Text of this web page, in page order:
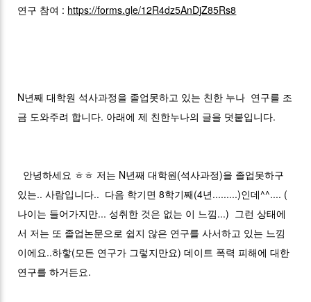
연구 참여 : https://forms.gle/12R4dz5AnDjZ85Rs8
N년째 대학원 석사과정을 졸업못하고 있는 친한 누나 연구를 조
금 도와주려 합니다. 아래에 제 친한누나의 글을 덧붙입니다.
안녕하세요 ㅎㅎ 저는 N년째 대학원(석사과정)을 졸업못하구
있는.. 사람입니다.. 다음 학기면 8학기째(4년.........)인데^^.... (
나이는 들어가지만... 성취한 것은 없는 이 느낌...) 그런 상태에
서 저는 또 졸업논문으로 쉽지 않은 연구를 사서하고 있는 느낌
이에요..하핳(모든 연구가 그렇지만요) 데이트 폭력 피해에 대한
연구를 하거든요.